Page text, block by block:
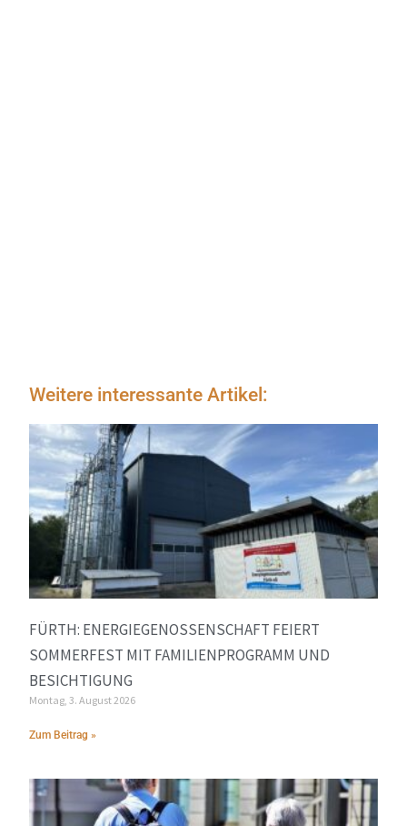
Weitere interessante Artikel:
FÜRTH: ENERGIEGENOSSENSCHAFT FEIERT
SOMMERFEST MIT FAMILIENPROGRAMM UND
BESICHTIGUNG
Montag, 3. August 2026
Zum Beitrag »